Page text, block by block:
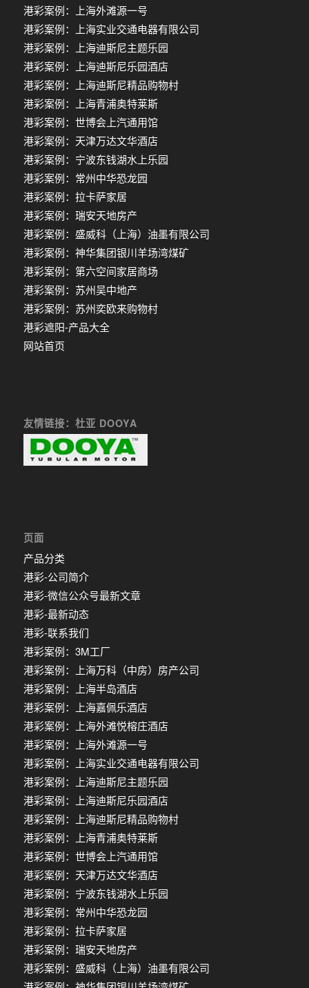
港彩案例：上海外滩源一号
港彩案例：上海实业交通电器有限公司
港彩案例：上海迪斯尼主题乐园
港彩案例：上海迪斯尼乐园酒店
港彩案例：上海迪斯尼精品购物村
港彩案例：上海青浦奥特莱斯
港彩案例：世博会上汽通用馆
港彩案例：天津万达文华酒店
港彩案例：宁波东钱湖水上乐园
港彩案例：常州中华恐龙园
港彩案例：拉卡萨家居
港彩案例：瑞安天地房产
港彩案例：盛威科（上海）油墨有限公司
港彩案例：神华集团银川羊场湾煤矿
港彩案例：第六空间家居商场
港彩案例：苏州吴中地产
港彩案例：苏州奕欧来购物村
港彩遮阳-产品大全
网站首页
友情链接：杜亚 DOOYA
页面
产品分类
港彩-公司简介
港彩-微信公众号最新文章
港彩-最新动态
港彩-联系我们
港彩案例：3M工厂
港彩案例：上海万科（中房）房产公司
港彩案例：上海半岛酒店
港彩案例：上海嘉佩乐酒店
港彩案例：上海外滩悦榕庄酒店
港彩案例：上海外滩源一号
港彩案例：上海实业交通电器有限公司
港彩案例：上海迪斯尼主题乐园
港彩案例：上海迪斯尼乐园酒店
港彩案例：上海迪斯尼精品购物村
港彩案例：上海青浦奥特莱斯
港彩案例：世博会上汽通用馆
港彩案例：天津万达文华酒店
港彩案例：宁波东钱湖水上乐园
港彩案例：常州中华恐龙园
港彩案例：拉卡萨家居
港彩案例：瑞安天地房产
港彩案例：盛威科（上海）油墨有限公司